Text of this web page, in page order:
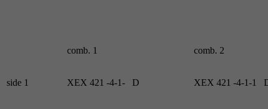
comb. 1 comb. 2
side 1 XEX 421 -4-1- D XEX 421 -4-1-1